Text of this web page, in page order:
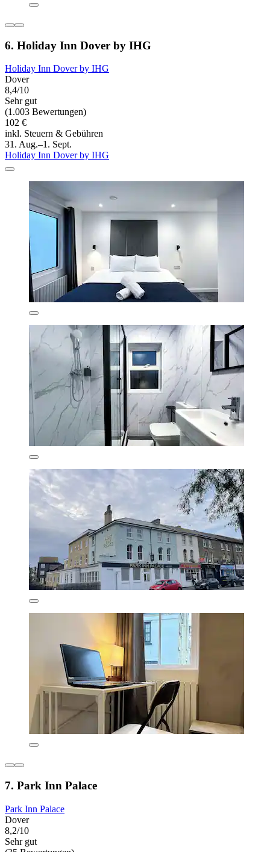
6. Holiday Inn Dover by IHG
Holiday Inn Dover by IHG
Dover
8,4/10
Sehr gut
(1.003 Bewertungen)
102 €
inkl. Steuern & Gebühren
31. Aug.–1. Sept.
Holiday Inn Dover by IHG
7. Park Inn Palace
Park Inn Palace
Dover
8,2/10
Sehr gut